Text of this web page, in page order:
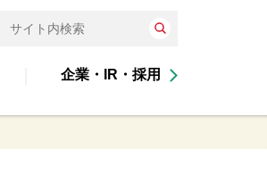
企業・IR・採用